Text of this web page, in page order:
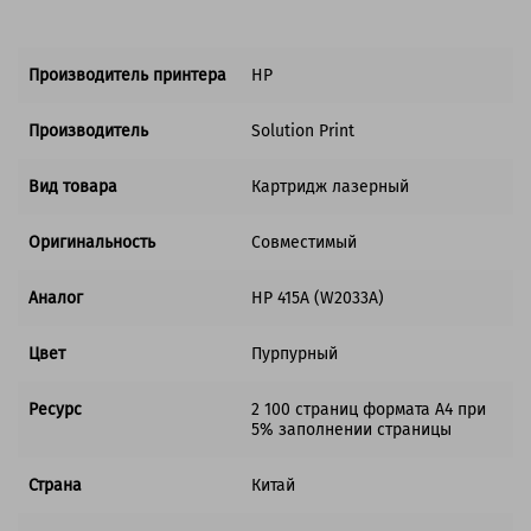
Производитель принтера HP
Производитель Solution Print
Вид товара Картридж лазерный
Оригинальность Совместимый
Аналог HP 415A (W2033A)
Цвет Пурпурный
Ресурс
2 100 страниц формата А4 при
5% заполнении страницы
Страна Китай